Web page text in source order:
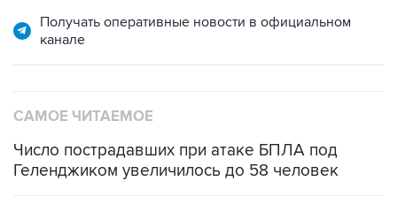
Получать оперативные новости в официальном
канале
САМОЕ ЧИТАЕМОЕ
Число пострадавших при атаке БПЛА под
Геленджиком увеличилось до 58 человек